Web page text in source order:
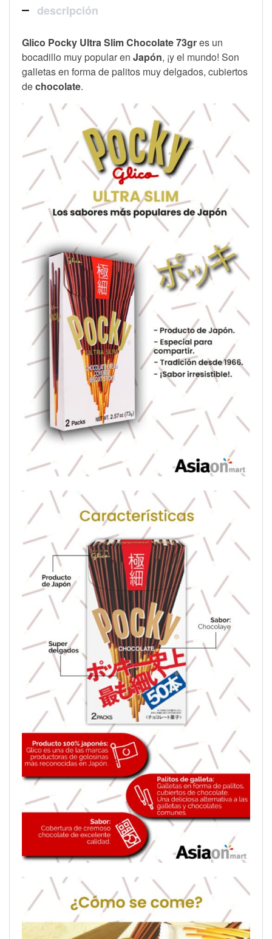
descripción
Glico Pocky Ultra Slim Chocolate 73gres un
bocadillo muy popular en Japón, ¡y el mundo! Son
galletas en forma de palitos muy delgados, cubiertos
dechocolate.